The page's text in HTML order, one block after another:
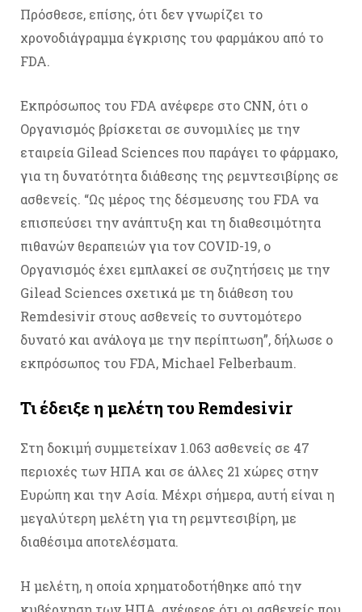
Πρόσθεσε, επίσης, ότι δεν γνωρίζει το
χρονοδιάγραμμα έγκρισης του φαρμάκου από το
FDA.
Εκπρόσωπος του FDA ανέφερε στο CNN, ότι o
Οργανισμός βρίσκεται σε συνομιλίες με την
εταιρεία Gilead Sciences που παράγει το φάρμακο,
για τη δυνατότητα διάθεσης της ρεμντεσιβίρης σε
ασθενείς. “Ως μέρος της δέσμευσης του FDA να
επισπεύσει την ανάπτυξη και τη διαθεσιμότητα
πιθανών θεραπειών για τον COVID-19, ο
Οργανισμός έχει εμπλακεί σε συζητήσεις με την
Gilead Sciences σχετικά με τη διάθεση του
Remdesivir στους ασθενείς το συντομότερο
δυνατό και ανάλογα με την περίπτωση”, δήλωσε ο
εκπρόσωπος του FDA, Michael Felberbaum.
Τι έδειξε η μελέτη του Remdesivir
Στη δοκιμή συμμετείχαν 1.063 ασθενείς σε 47
περιοχές των ΗΠΑ και σε άλλες 21 χώρες στην
Ευρώπη και την Ασία. Μέχρι σήμερα, αυτή είναι η
μεγαλύτερη μελέτη για τη ρεμντεσιβίρη, με
διαθέσιμα αποτελέσματα.
Η μελέτη, η οποία χρηματοδοτήθηκε από την